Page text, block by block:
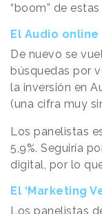
“boom” de
El Audio online
De nuevo se
búsquedas por
la inversión en
(una cifra muy
Los panelistas
5,9%. Seguiría
digital, por lo
El ‘Marketing
Los panelistas